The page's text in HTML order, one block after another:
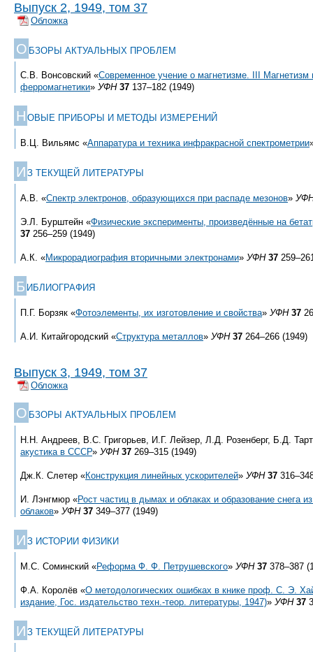
Выпуск 2, 1949, том 37
Обложка
О БЗОРЫ АКТУАЛЬНЫХ ПРОБЛЕМ
С.В. Вонсовский «Современное учение о магнетизме. III
ферромагнетики» УФН 37 137–182 (1949)
Н ОВЫЕ ПРИБОРЫ И МЕТОДЫ ИЗМЕРЕНИЙ
В.Ц. Вильямс «Аппаратура и техника инфракрасной спектрометрии
И З ТЕКУЩЕЙ ЛИТЕРАТУРЫ
А.В. «Спектр электронов, образующихся при распаде мезонов»
Э.Л. Бурштейн «Физические эксперименты, произведённые на
37 256–259 (1949)
А.К. «Микрорадиография вторичными электронами» УФН 37
Б ИБЛИОГРАФИЯ
П.Г. Борзяк «Фотоэлементы, их изготовление и свойства» УФН 37
А.И. Китайгородский «Структура металлов» УФН 37 264–266 (1949)
Выпуск 3, 1949, том 37
Обложка
О БЗОРЫ АКТУАЛЬНЫХ ПРОБЛЕМ
Н.Н. Андреев, В.С. Григорьев, И.Г. Лейзер, Л.Д. Розенберг, Б.Д.
акустика в СССР» УФН 37 269–315 (1949)
Дж.К. Слетер «Конструкция линейных ускорителей» УФН 37
И. Лэнгмюр «Рост частиц в дымах и облаках и образование снега
облаков» УФН 37 349–377 (1949)
И З ИСТОРИИ ФИЗИКИ
М.С. Соминский «Реформа Ф. Ф. Петрушевского» УФН 37 378–387
Ф.А. Королёв «О методологических ошибках в книке проф. С. Э.
издание, Гос. издательство техн.-теор. литературы, 1947)» УФН 37
И З ТЕКУЩЕЙ ЛИТЕРАТУРЫ